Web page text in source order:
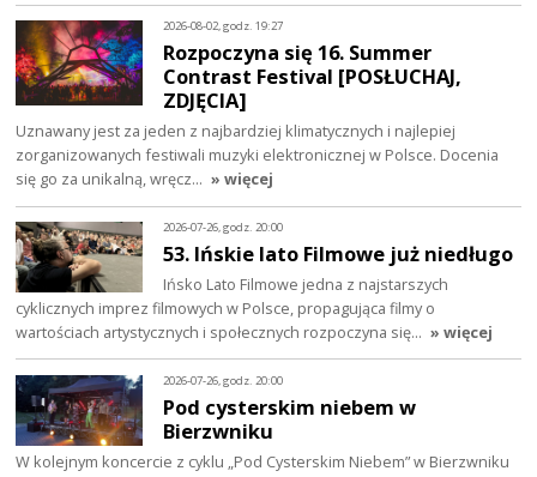
2026-08-02, godz. 19:27
Rozpoczyna się 16. Summer
Contrast Festival [POSŁUCHAJ,
ZDJĘCIA]
Uznawany jest za jeden z najbardziej klimatycznych i najlepiej
zorganizowanych festiwali muzyki elektronicznej w Polsce. Docenia
się go za unikalną, wręcz… » więcej
2026-07-26, godz. 20:00
53. Ińskie lato Filmowe już niedługo
Ińsko Lato Filmowe jedna z najstarszych
cyklicznych imprez filmowych w Polsce, propagująca filmy o
wartościach artystycznych i społecznych rozpoczyna się… » więcej
2026-07-26, godz. 20:00
Pod cysterskim niebem w
Bierzwniku
W kolejnym koncercie z cyklu „Pod Cysterskim Niebem” w Bierzwniku